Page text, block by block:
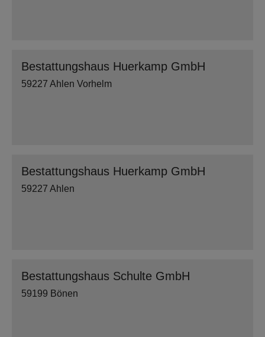
Bestattungshaus Huerkamp GmbH
59227 Ahlen Vorhelm
Bestattungshaus Huerkamp GmbH
59227 Ahlen
Bestattungshaus Schulte GmbH
59199 Bönen